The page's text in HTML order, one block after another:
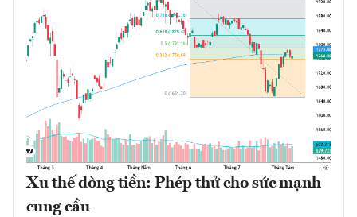
Xu thế dòng tiền: Phép thử cho sức mạnh
cung cầu